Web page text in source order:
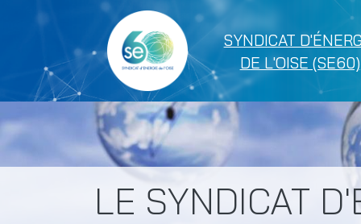
Navigation principale
SYNDICAT
DE L'OISE (SE60)
LE SYNDICAT